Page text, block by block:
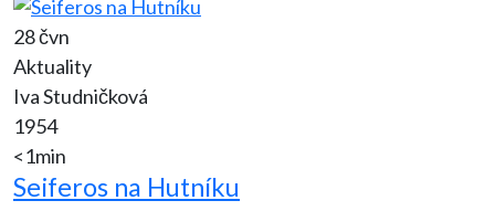
28 čvn
Aktuality
Iva Studničková
1954
<1min
Seiferos na Hutníku